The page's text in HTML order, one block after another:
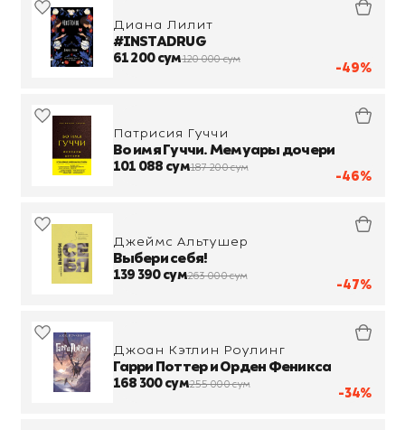
-49%
Диана Лилит
#INSTADRUG
61 200 сум120 000 сум
-46%
Патрисия Гуччи
Во имя Гуччи. Мемуары дочери
101 088 сум187 200 сум
-47%
Джеймс Альтушер
Выбери себя!
139 390 сум263 000 сум
-34%
Джоан Кэтлин Роулинг
Гарри Поттер и Орден Феникса
168 300 сум255 000 сум